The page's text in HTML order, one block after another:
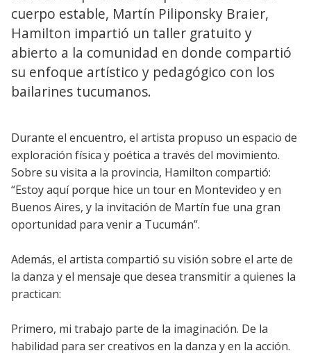
cuerpo estable, Martín Piliponsky Braier,
Hamilton impartió un taller gratuito y
abierto a la comunidad en donde compartió
su enfoque artístico y pedagógico con los
bailarines tucumanos.
Durante el encuentro, el artista propuso un espacio de
exploración física y poética a través del movimiento.
Sobre su visita a la provincia, Hamilton compartió:
“Estoy aquí porque hice un tour en Montevideo y en
Buenos Aires, y la invitación de Martín fue una gran
oportunidad para venir a Tucumán”.
Además, el artista compartió su visión sobre el arte de
la danza y el mensaje que desea transmitir a quienes la
practican:
Primero, mi trabajo parte de la imaginación. De la
habilidad para ser creativos en la danza y en la acción.